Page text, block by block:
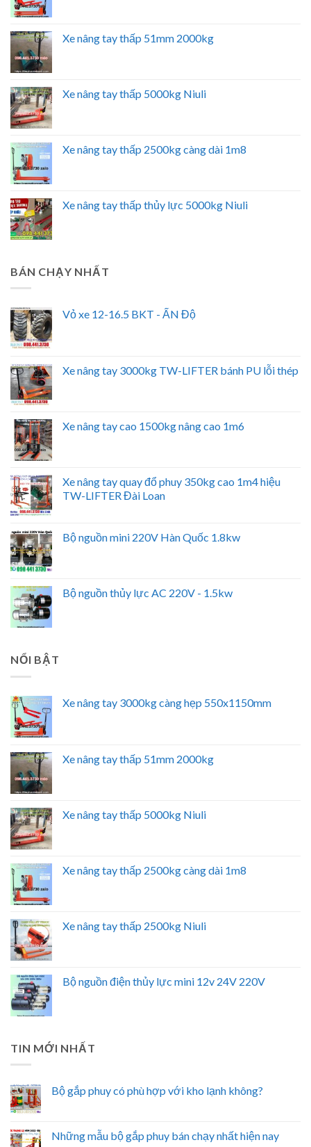
Xe nâng tay thấp 51mm 2000kg
Xe nâng tay thấp 5000kg Niuli
Xe nâng tay thấp 2500kg càng dài 1m8
Xe nâng tay thấp thủy lực 5000kg Niuli
BÁN CHẠY NHẤT
Vỏ xe 12-16.5 BKT - ẤN Độ
Xe nâng tay 3000kg TW-LIFTER bánh PU lỗi thép
Xe nâng tay cao 1500kg nâng cao 1m6
Xe nâng tay quay đổ phuy 350kg cao 1m4 hiệu
TW-LIFTER Đài Loan
Bộ nguồn mini 220V Hàn Quốc 1.8kw
Bộ nguồn thủy lực AC 220V - 1.5kw
NỔI BẬT
Xe nâng tay 3000kg càng hẹp 550x1150mm
Xe nâng tay thấp 51mm 2000kg
Xe nâng tay thấp 5000kg Niuli
Xe nâng tay thấp 2500kg càng dài 1m8
Xe nâng tay thấp 2500kg Niuli
Bộ nguồn điện thủy lực mini 12v 24V 220V
TIN MỚI NHẤT
Bộ gắp phuy có phù hợp với kho lạnh không?
Những mẫu bộ gắp phuy bán chạy nhất hiện nay